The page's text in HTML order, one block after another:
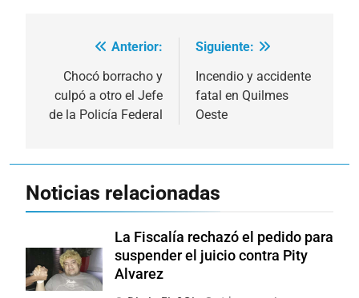
Navegación
entradas
Anterior:
Chocó borracho y
culpó a otro el Jefe
de la Policía Federal
Siguiente:
Incendio y accidente
fatal en Quilmes
Oeste
Noticias relacionadas
La Fiscalía rechazó el pedido para
suspender el juicio contra Pity
Alvarez